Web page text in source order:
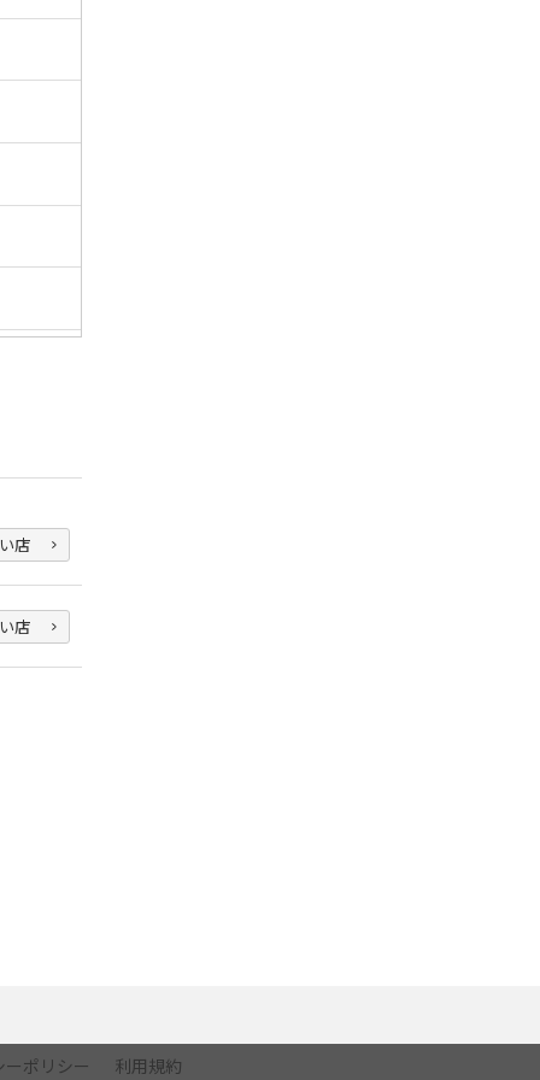
店
店
ーポリシー 利用規約